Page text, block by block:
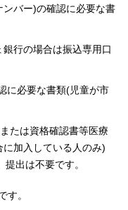
バー)の確認に必要な書
行の場合は振込専用口
に必要な書類(児童が市
たは資格確認書等医療
加入している人のみ)
出は不要です。
す。